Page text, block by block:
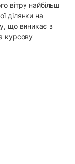
вітру найбільш
ділянки на
що виникає в
курсову